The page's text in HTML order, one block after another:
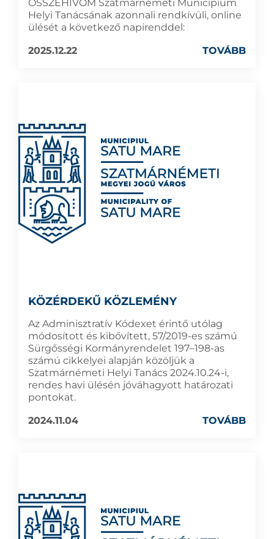
ÖSSZEHÍVOM Szatmárnémeti Municípium
Helyi Tanácsának azonnali rendkívüli, online
ülését a következő napirenddel:
2025.12.22
TOVÁBB
KÖZÉRDEKŰ KÖZLEMÉNY
Az Adminisztratív Kódexet érintő utólag
módosított és kibővített, 57/2019-es számú
Sürgősségi Kormányrendelet 197–198-as
számú cikkelyei alapján közöljük a
Szatmárnémeti Helyi Tanács 2024.10.24-i,
rendes havi ülésén jóváhagyott határozati
pontokat.
2024.11.04
TOVÁBB